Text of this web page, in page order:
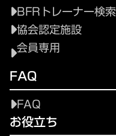
BFRトレーナー検索
協会認定施設
会員専用
FAQ
FAQ
お役立ち